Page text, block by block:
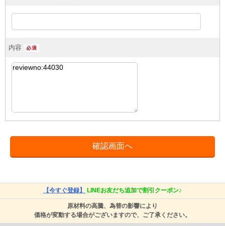
内容
【今すぐ登録】 LINEお友だち追加で割引クーポン♪
原材料の高騰、為替の影響により
価格が変動する場合がございますので、ご了承ください。